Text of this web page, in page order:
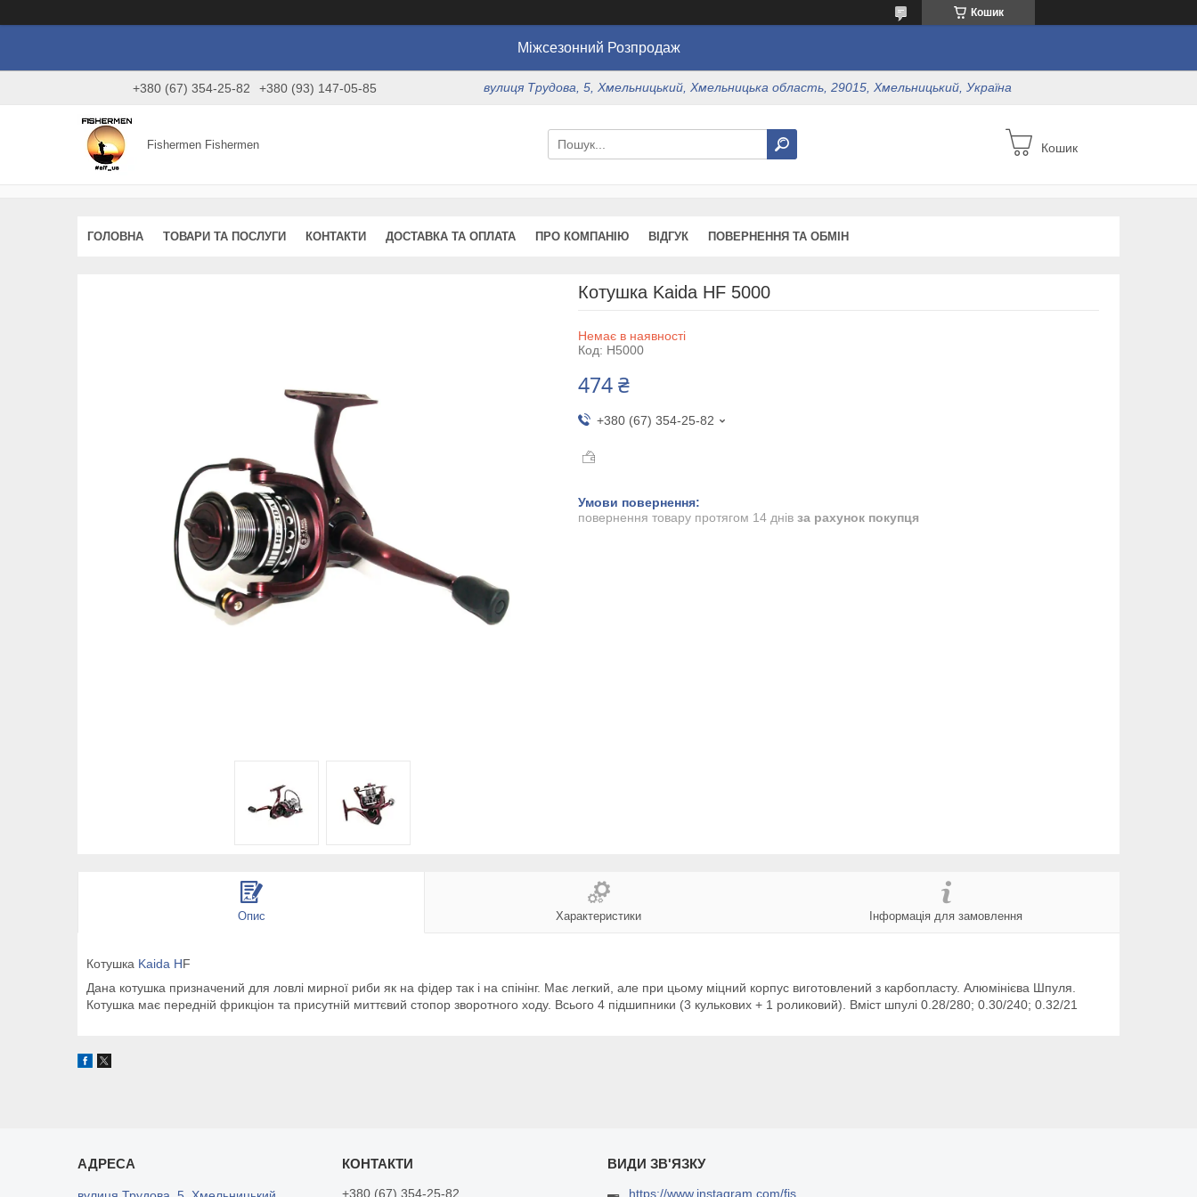
Кошик
Міжсезонний Розпродаж
+380 (67) 354-25-82 +380 (93) 147-05-85 вулиця Трудова, 5, Хмельницький, Хмельницька область, 29015, Хмельницький, Україна
Fishermen Fishermen Кошик
ГОЛОВНА ТОВАРИ ТА ПОСЛУГИ КОНТАКТИ ДОСТАВКА ТА ОПЛАТА ПРО КОМПАНІЮ ВІДГУК ПОВЕРНЕННЯ ТА ОБМІН
Котушка Kaida HF 5000
Немає в наявності
Код: H5000
474 ₴
+380 (67) 354-25-82
повернення товару протягом 14 днів за рахунок покупця
Опис Характеристики Інформація для замовлення
Котушка Kaida HF
Дана котушка призначений для ловлі мирної риби як на фідер так і на спінінг. Має легкий, але при цьому міцний корпус виготовлений з карбопласту. Алюмінієва Шпуля.
Котушка має передній фрикціон та присутній миттєвий стопор зворотного ходу. Всього 4 підшипники (3 кулькових + 1 роликовий). Вміст шпулі 0.28/280; 0.30/240; 0.32/21
+380 (67) 354-25-82 https://www.instagram.com/fis